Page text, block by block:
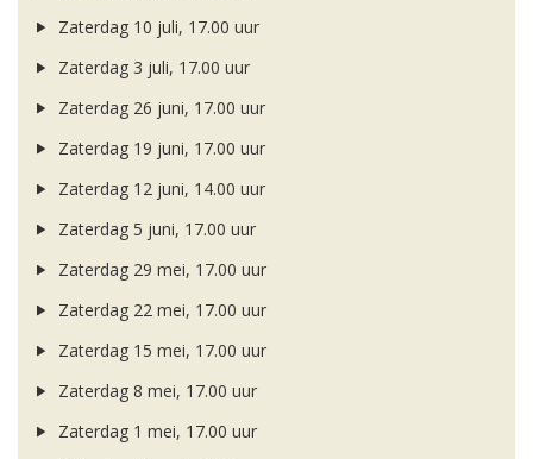
Zaterdag 10 juli, 17.00 uur
Zaterdag 3 juli, 17.00 uur
Zaterdag 26 juni, 17.00 uur
Zaterdag 19 juni, 17.00 uur
Zaterdag 12 juni, 14.00 uur
Zaterdag 5 juni, 17.00 uur
Zaterdag 29 mei, 17.00 uur
Zaterdag 22 mei, 17.00 uur
Zaterdag 15 mei, 17.00 uur
Zaterdag 8 mei, 17.00 uur
Zaterdag 1 mei, 17.00 uur